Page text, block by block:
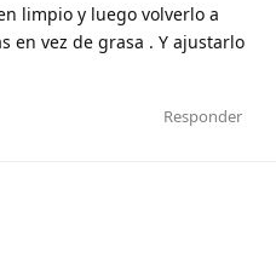
limpio y luego volverlo a
en vez de grasa . Y ajustarlo
Responder